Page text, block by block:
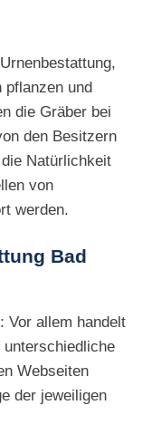
pflanzen und
die Gräber bei
den Besitzern
Natürlichkeit
von
werden.
Bad
Vor allem handelt
Webseiten
der jeweiligen